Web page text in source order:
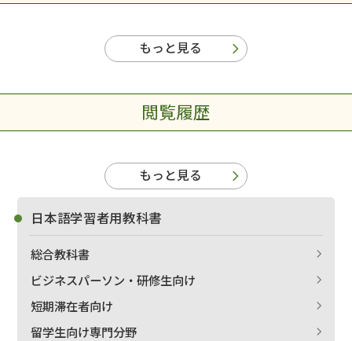
もっと見る
閲覧履歴
もっと見る
日本語学習者用教科書
総合教科書
ビジネスパーソン・研修生向け
短期滞在者向け
留学生向け専門分野